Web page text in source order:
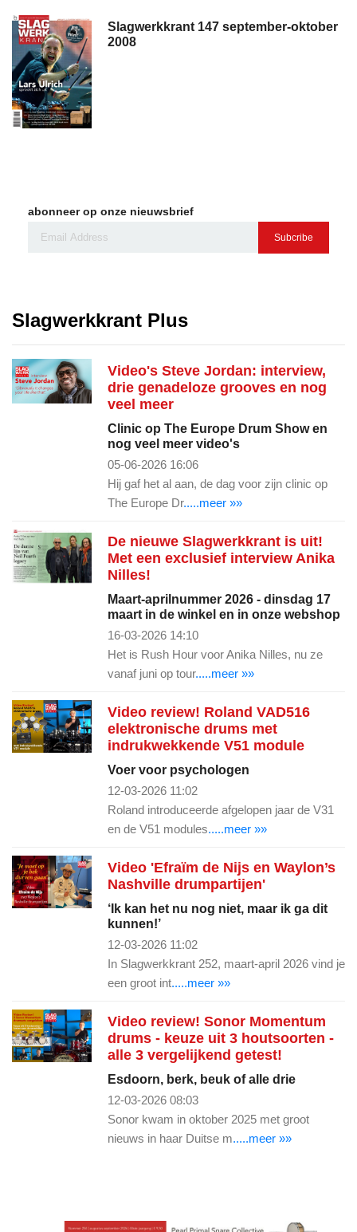
Slagwerkkrant 147 september-oktober
2008
abonneer op onze nieuwsbrief
Subcribe
Slagwerkkrant Plus
Video's Steve Jordan: interview,
drie genadeloze grooves en nog
veel meer
Clinic op The Europe Drum Show en
nog veel meer video's
05-06-2026 16:06
Hij gaf het al aan, de dag voor zijn clinic op
The Europe Dr.....meer »»
De nieuwe Slagwerkkrant is uit!
Met een exclusief interview Anika
Nilles!
Maart-aprilnummer 2026 - dinsdag 17
maart in de winkel en in onze webshop
16-03-2026 14:10
Het is Rush Hour voor Anika Nilles, nu ze
vanaf juni op tour.....meer »»
Video review! Roland VAD516
elektronische drums met
indrukwekkende V51 module
Voer voor psychologen
12-03-2026 11:02
Roland introduceerde afgelopen jaar de V31
en de V51 modules.....meer »»
Video 'Efraïm de Nijs en Waylon’s
Nashville drumpartijen'
‘Ik kan het nu nog niet, maar ik ga dit
kunnen!’
12-03-2026 11:02
In Slagwerkkrant 252, maart-april 2026 vind je
een groot int.....meer »»
Video review! Sonor Momentum
drums - keuze uit 3 houtsoorten -
alle 3 vergelijkend getest!
Esdoorn, berk, beuk of alle drie
12-03-2026 08:03
Sonor kwam in oktober 2025 met groot
nieuws in haar Duitse m.....meer »»